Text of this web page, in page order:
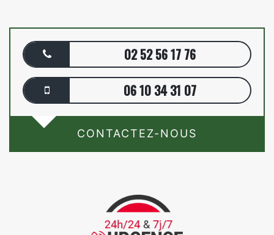
02 52 56 17 76
06 10 34 31 07
CONTACTEZ-NOUS